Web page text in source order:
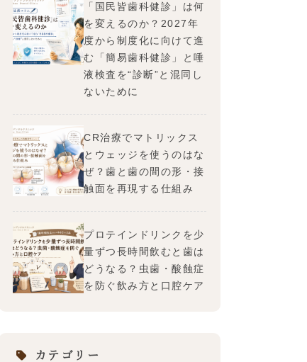
「国民皆歯科健診」は何
を変えるのか？2027年
度から制度化に向けて進
む「簡易歯科健診」と唾
液検査を“診断”と混同し
ないために
CR治療でマトリックス
とウェッジを使うのはな
ぜ？歯と歯の間の形・接
触面を再現する仕組み
プロテインドリンクを少
量ずつ長時間飲むと歯は
どうなる？虫歯・酸蝕症
を防ぐ飲み方と口腔ケア
カテゴリー